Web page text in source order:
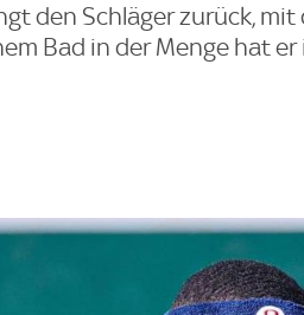
den Schläger zurück,
Bad in der Menge hat